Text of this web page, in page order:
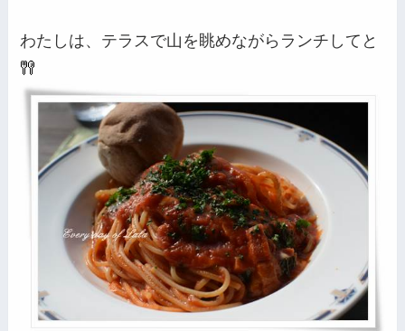
わたしは、テラスで山を眺めながらランチしてと